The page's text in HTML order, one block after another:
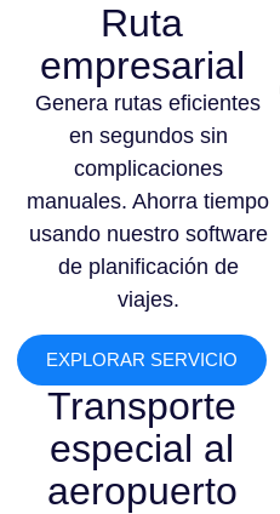
Ruta
empresarial
Genera rutas eficientes
en segundos sin
complicaciones
manuales. Ahorra tiempo
usando nuestro software
de planificación de
viajes.
EXPLORAR SERVICIO
Transporte
especial al
aeropuerto